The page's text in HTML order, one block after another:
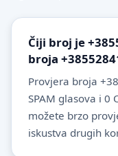
Čiji broj je
broja
Provjera broja
SPAM glasova i 0
možete brzo
iskustva drugih